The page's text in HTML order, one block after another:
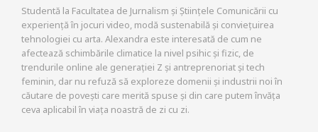
Studentă la Facultatea de Jurnalism și Științele Comunicării cu
experiență în jocuri video, modă sustenabilă și conviețuirea
tehnologiei cu arta. Alexandra este interesată de cum ne
afectează schimbările climatice la nivel psihic și fizic, de
trendurile online ale generației Z și antreprenoriat și tech
feminin, dar nu refuză să exploreze domenii și industrii noi în
căutare de povești care merită spuse și din care putem învăța
ceva aplicabil în viața noastră de zi cu zi.